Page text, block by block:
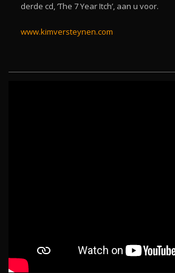
derde cd, ‘The 7 Year Itch’, aan u voor.
www.kimversteynen.com